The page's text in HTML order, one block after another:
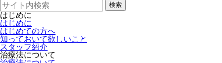
検索
はじめに
はじめに
はじめての方へ
知っておいて欲しいこと
スタッフ紹介
治療法について